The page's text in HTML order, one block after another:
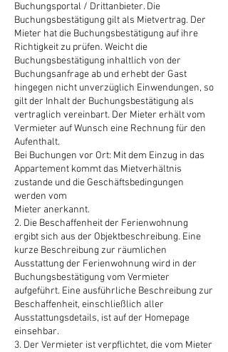
Buchungsportal / Drittanbieter. Die
Buchungsbestätigung gilt als Mietvertrag. Der
Mieter hat die Buchungsbestätigung auf ihre
Richtigkeit zu prüfen. Weicht die
Buchungsbestätigung inhaltlich von der
Buchungsanfrage ab und erhebt der Gast
hingegen nicht unverzüglich Einwendungen, so
gilt der Inhalt der Buchungsbestätigung als
vertraglich vereinbart. Der Mieter erhält vom
Vermieter auf Wunsch eine Rechnung für den
Aufenthalt.
Bei Buchungen vor Ort: Mit dem Einzug in das
Appartement kommt das Mietverhältnis
zustande und die Geschäftsbedingungen
werden vom
Mieter anerkannt.
2. Die Beschaffenheit der Ferienwohnung
ergibt sich aus der Objektbeschreibung. Eine
kurze Beschreibung zur räumlichen
Ausstattung der Ferienwohnung wird in der
Buchungsbestätigung vom Vermieter
aufgeführt. Eine ausführliche Beschreibung zur
Beschaffenheit, einschließlich aller
Ausstattungsdetails, ist auf der Homepage
einsehbar.
3. Der Vermieter ist verpflichtet, die vom Mieter